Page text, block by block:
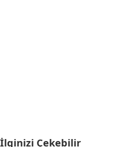
İlginizi Çekebilir